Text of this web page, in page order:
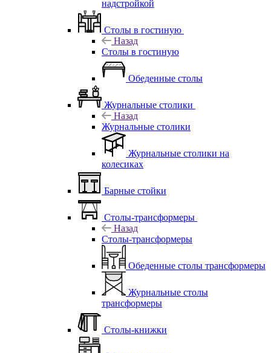
надстройкой
Столы в гостиную
Назад
Столы в гостиную
Обеденные столы
Журнальные столики
Назад
Журнальные столики
Журнальные столики на
колесиках
Барные стойки
Столы-трансформеры
Назад
Столы-трансформеры
Обеденные столы трансформеры
Журнальные столы
трансформеры
Столы-книжки